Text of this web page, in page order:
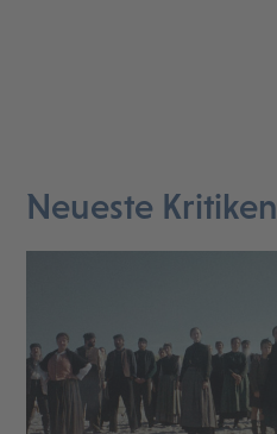
Neueste Kritiken